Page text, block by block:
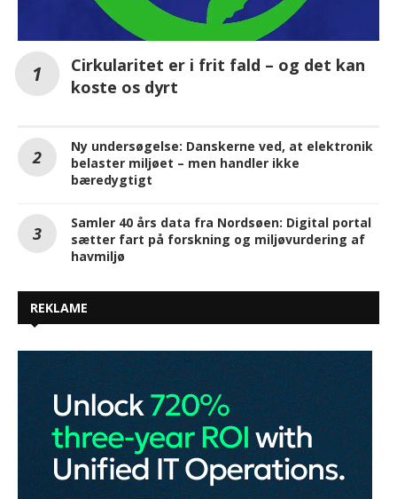
Cirkularitet er i frit fald – og det kan
koste os dyrt
Ny undersøgelse: Danskerne ved, at elektronik
belaster miljøet – men handler ikke
bæredygtigt
Samler 40 års data fra Nordsøen: Digital portal
sætter fart på forskning og miljøvurdering af
havmiljø
REKLAME